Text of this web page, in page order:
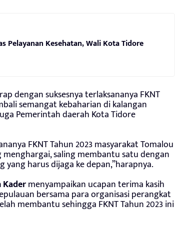
Pelayanan Kesehatan, Wali Kota Tidore
dengan suksesnya terlaksananya FKNT
semangat kebaharian di kalangan
Pemerintah daerah Kota Tidore
FKNT Tahun 2023 masyarakat Tomalou
saling membantu satu dengan
harus dijaga ke depan,”harapnya.
Kadermenyampaikan ucapan terima kasih
bersama para organisasi perangkat
membantu sehingga FKNT Tahun 2023 ini